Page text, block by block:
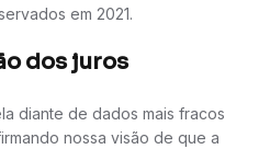
em 2021.
dos juros
diante de dados mais fracos
nossa visão de que a